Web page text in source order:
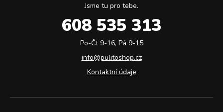
Jsme tu pro tebe.
608 535 313
Po-Čt 9-16, Pá 9-15
info@pulitoshop.cz
Kontaktní údaje